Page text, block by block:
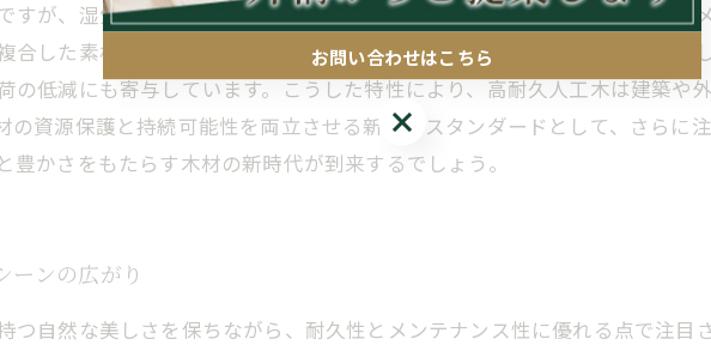
すが、湿気や虫害、紫外線による劣化など耐久性の課題があり、定期的な
合した素材であり、腐食や変色に強く、メンテナンスの手間を大幅に軽減
の低減にも寄与しています。こうした特性により、高耐久人工木は建築や
の資源保護と持続可能性を両立させる新たなスタンダードとして、さらに
豊かさをもたらす木材の新時代が到来するでしょう。
ーンの広がり
つ自然な美しさを保ちながら、耐久性とメンテナンス性に優れる点で注目
お問い合わせはこちら
お問い合わせはこちら